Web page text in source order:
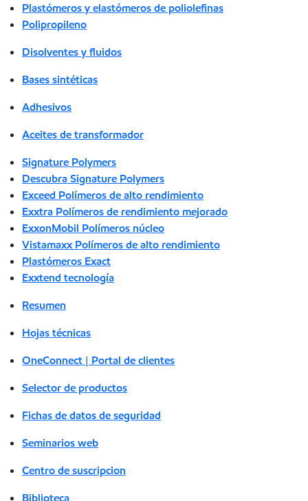
Plastómeros y elastómeros de poliolefinas
Polipropileno
Disolventes y fluidos
Bases sintéticas
Adhesivos
Aceites de transformador
Signature Polymers
Descubra Signature Polymers
Exceed Polímeros de alto rendimiento
Exxtra Polímeros de rendimiento mejorado
ExxonMobil Polímeros núcleo
Vistamaxx Polímeros de alto rendimiento
Plastómeros Exact
Exxtend tecnología
Resumen
Hojas técnicas
OneConnect | Portal de clientes
Selector de productos
Fichas de datos de seguridad
Seminarios web
Centro de suscripcion
Biblioteca